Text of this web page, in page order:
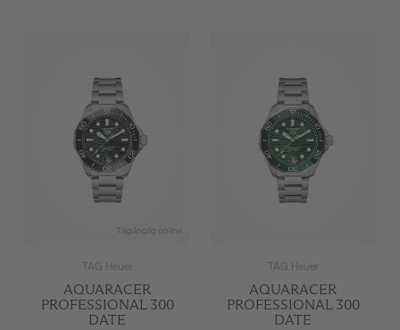
Tillgänglig online
TAG Heuer
AQUARACER
PROFESSIONAL 300
DATE
TAG Heuer
AQUARACER
PROFESSIONAL 300
DATE